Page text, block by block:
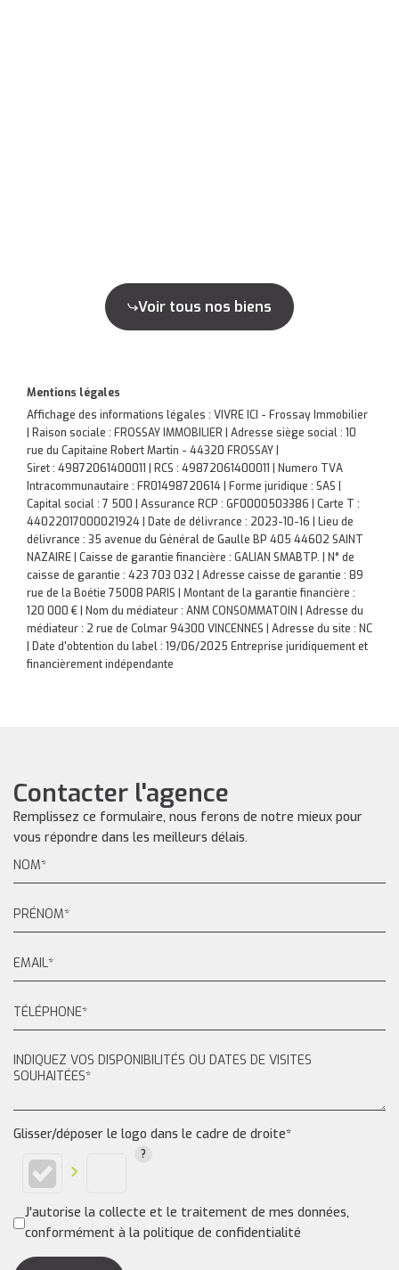
Voir tous nos biens
Mentions légales
Affichage des informations légales : VIVRE ICI - Frossay Immobilier
| Raison sociale : FROSSAY IMMOBILIER | Adresse siège social : 10
rue du Capitaine Robert Martin - 44320 FROSSAY |
Siret : 49872061400011 | RCS : 49872061400011 | Numero TVA
Intracommunautaire : FR01498720614 | Forme juridique : SAS |
Capital social : 7 500 | Assurance RCP : GF0000503386 | Carte T :
44022017000021924 | Date de délivrance : 2023-10-16 | Lieu de
délivrance : 35 avenue du Général de Gaulle BP 405 44602 SAINT
NAZAIRE | Caisse de garantie financière : GALIAN SMABTP. | N° de
caisse de garantie : 423 703 032 | Adresse caisse de garantie : 89
rue de la Boétie 75008 PARIS | Montant de la garantie financière :
120 000 € | Nom du médiateur : ANM CONSOMMATOIN | Adresse du
médiateur : 2 rue de Colmar 94300 VINCENNES | Adresse du site : NC
| Date d'obtention du label : 19/06/2025 Entreprise juridiquement et
financièrement indépendante
Contacter l'agence
Remplissez ce formulaire, nous ferons de notre mieux pour
vous répondre dans les meilleurs délais.
Glisser/déposer le logo dans le cadre de droite*
J'autorise la collecte et le traitement de mes données,
conformément à la politique de confidentialité